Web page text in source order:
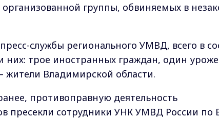
организованной группы, обвиняемых в
службы регионального УМВД, всего в
них: трое иностранных граждан, один
жители Владимирской области.
противоправную деятельность
пресекли сотрудники УНК УМВД России по